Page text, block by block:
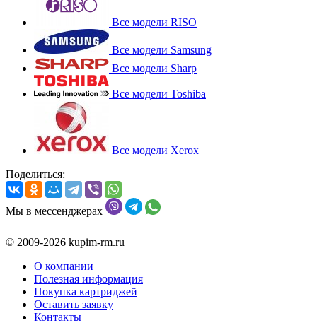
Все модели RISO
Все модели Samsung
Все модели Sharp
Все модели Toshiba
Все модели Xerox
Поделиться:
Мы в мессенджерах
© 2009-2026 kupim-rm.ru
О компании
Полезная информация
Покупка картриджей
Оставить заявку
Контакты